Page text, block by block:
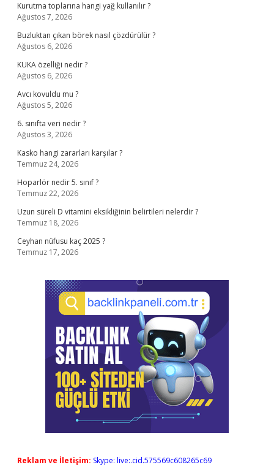
Kurutma toplarına hangi yağ kullanılır ?
Ağustos 7, 2026
Buzluktan çıkan börek nasıl çözdürülür ?
Ağustos 6, 2026
KUKA özelliği nedir ?
Ağustos 6, 2026
Avcı kovuldu mu ?
Ağustos 5, 2026
6. sınıfta veri nedir ?
Ağustos 3, 2026
Kasko hangi zararları karşılar ?
Temmuz 24, 2026
Hoparlör nedir 5. sınıf ?
Temmuz 22, 2026
Uzun süreli D vitamini eksikliğinin belirtileri nelerdir ?
Temmuz 18, 2026
Ceyhan nüfusu kaç 2025 ?
Temmuz 17, 2026
Reklam ve İletişim: Skype: live:.cid.575569c608265c69